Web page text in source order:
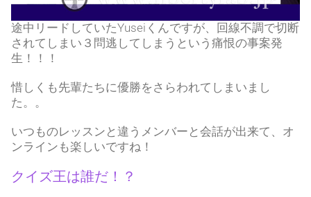
途中リードしていたYuseiくんですが、回線不調で切断
されてしまい３問逃してしまうという痛恨の事案発
生！！！
惜しくも先輩たちに優勝をさらわれてしまいまし
た。。
いつものレッスンと違うメンバーと会話が出来て、オ
ンラインも楽しいですね！
クイズ王は誰だ！？